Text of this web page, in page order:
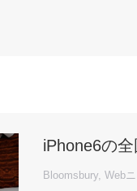
iPhone6の
Bloomsbury, Web